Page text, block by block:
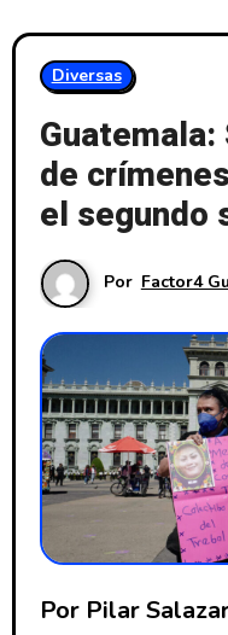
Diversas
de
el segundo
Por Factor4
Por Pilar